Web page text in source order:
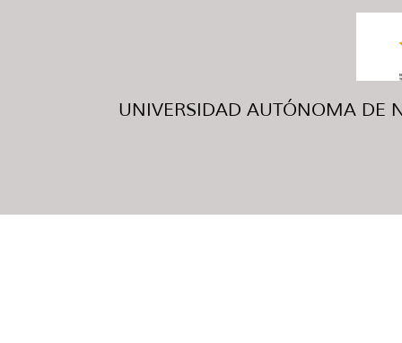
UNIVERSIDAD AUTÓNOMA DE